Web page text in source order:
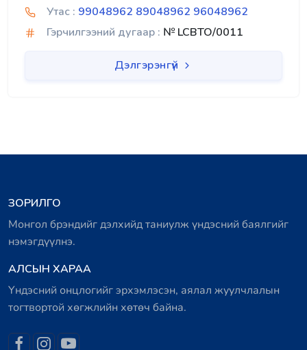
Утас : 99048962 89048962 96048962
Гэрчилгээний дугаар : № LCBTO/0011
Дэлгэрэнгүй
ЗОРИЛГО
Монгол брэндийг дэлхийд таниулж үндэсний баялгийг
нэмэгдүүлнэ.
АЛСЫН ХАРАА
Үндэсний онцлогийг эрхэмлэсэн, аялал жуулчлалын
тогтвортой хөгжлийн хөтөч байна.